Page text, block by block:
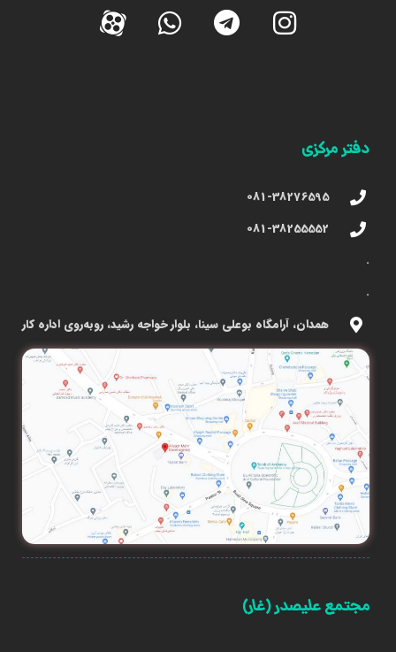
دفتر مرکزی
081-38276595
081-38255552
.
.
همدان، آرامگاه بوعلی سینا، بلوار خواجه رشید، روبه‌روی اداره کار
مجتمع علیصدر (غار)